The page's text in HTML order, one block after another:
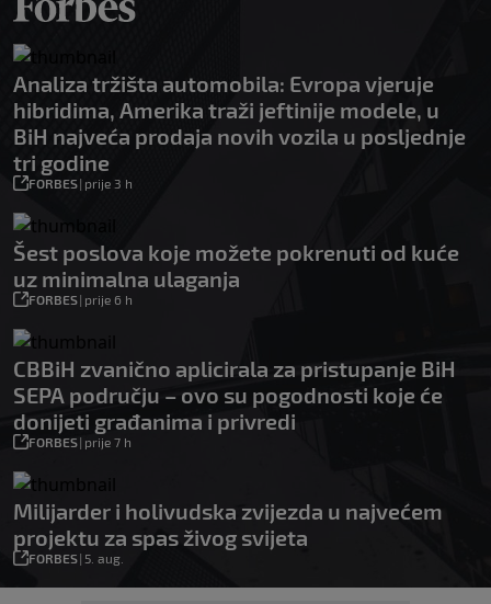
Analiza tržišta automobila: Evropa vjeruje
hibridima, Amerika traži jeftinije modele, u
BiH najveća prodaja novih vozila u posljednje
tri godine
FORBES| prije 3 h
Šest poslova koje možete pokrenuti od kuće
uz minimalna ulaganja
FORBES| prije 6 h
CBBiH zvanično aplicirala za pristupanje BiH
SEPA području – ovo su pogodnosti koje će
donijeti građanima i privredi
FORBES| prije 7 h
Milijarder i holivudska zvijezda u najvećem
projektu za spas živog svijeta
FORBES| 5. aug.